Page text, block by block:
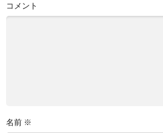
コメント
名前 ※